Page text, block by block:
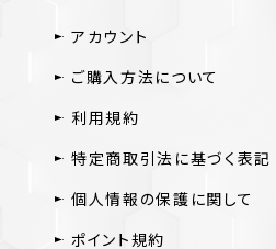
アカウント
ご購入方法について
利用規約
特定商取引法に基づく表記
個人情報の保護に関して
ポイント規約